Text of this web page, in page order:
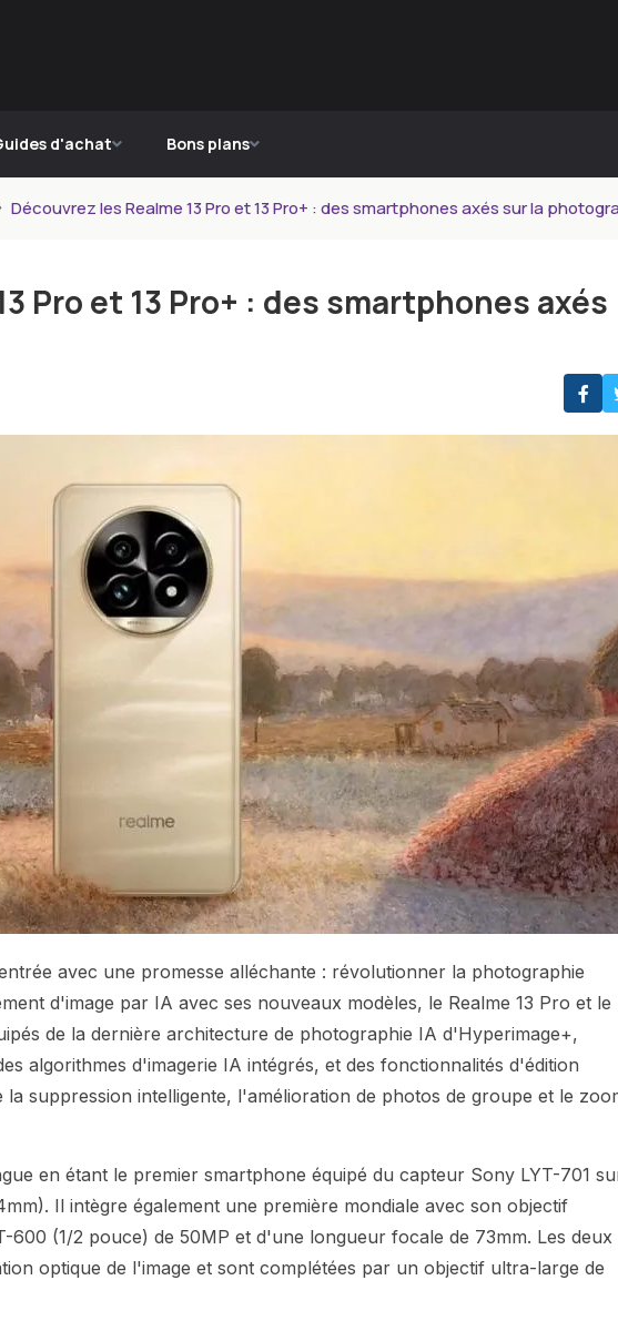
d'achat Bons plans
Découvrez les Realme 13 Pro et 13 Pro+ : des smartphones axés sur la
Pro et 13 Pro+ : des smartphones axés
avec une promesse alléchante : révolutionner la photographie
d'image par IA avec ses nouveaux modèles, le Realme 13 Pro et le
de la dernière architecture de photographie IA d'Hyperimage+,
algorithmes d'imagerie IA intégrés, et des fonctionnalités d'édition
suppression intelligente, l'amélioration de photos de groupe et le
en étant le premier smartphone équipé du capteur Sony LYT-701
Il intègre également une première mondiale avec son objectif
600 (1/2 pouce) de 50MP et d'une longueur focale de 73mm. Les deux
optique de l'image et sont complétées par un objectif ultra-large de